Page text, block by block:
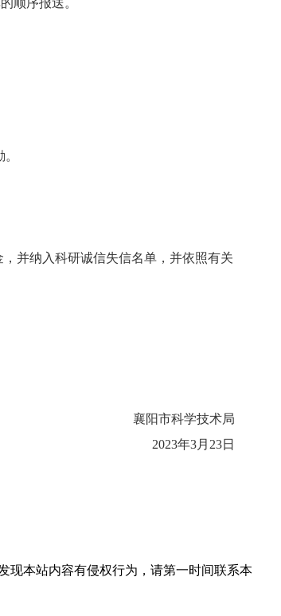
。
并纳入科研诚信失信名单，并依照有关
襄阳市科学技术局
2023年3月 23日
现本站内容有侵权行为，请第一时间联系本